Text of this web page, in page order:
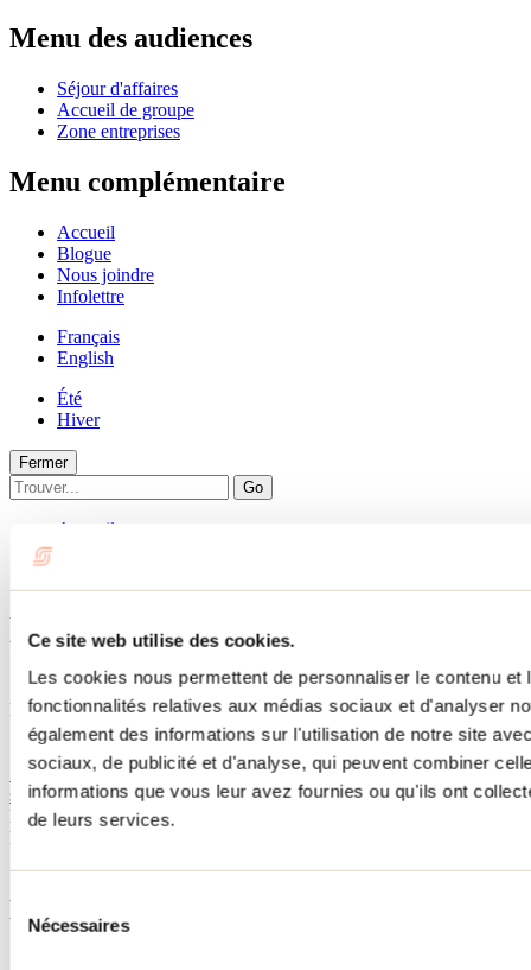
Ce site web utilise des cookies.
Les cookies nous permettent de personnaliser le contenu
fonctionnalités relatives aux médias sociaux et d'analyser
également des informations sur l'utilisation de notre site
sociaux, de publicité et d'analyse, qui peuvent combiner
informations que vous leur avez fournies ou qu'ils ont
de leurs services.
Sélection
Nécessaires
Menu des audiences
Séjour d'affaires
Accueil de groupe
Zone entreprises
Menu complémentaire
Accueil
Blogue
Nous joindre
Infolettre
Français
English
Été
Hiver
Fermer
Go
Accueil
LE SKOV CHALETS
Saint-Côme
LE SKOV CHALETS
50 rue des Cougars
Saint-Côme, QC J0K2B0
514 839-0100
skovchalets@gmail.com
No d'enregistrement319750
Besoin d'information?
Menu pied de page